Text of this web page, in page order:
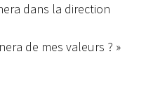
dans la direction
de mes valeurs ? »